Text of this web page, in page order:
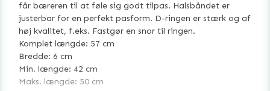
får bæreren til at føle sig godt tilpas. Halsbåndet er
justerbar for en perfekt pasform. D-ringen er stærk og af
høj kvalitet, f.eks. Fastgør en snor til ringen.
Komplet længde: 57 cm
Bredde: 6 cm
Min. længde: 42 cm
Maks. længde: 50 cm